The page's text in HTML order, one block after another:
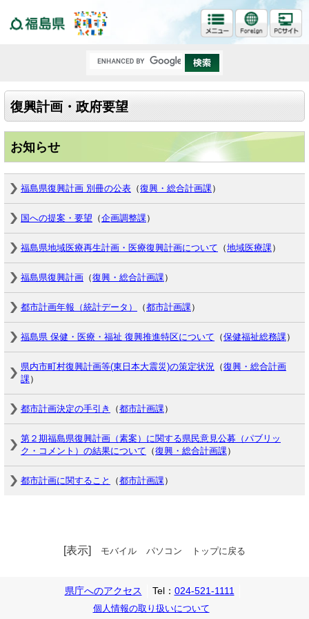
復興計画・政府要望
お知らせ
福島県復興計画 別冊の公表 （復興・総合計画課）
国への提案・要望 （企画調整課）
福島県地域医療再生計画・医療復興計画について （地域医療課）
福島県復興計画 （復興・総合計画課）
都市計画年報（統計データ） （都市計画課）
福島県 保健・医療・福祉 復興推進特区について （保健福祉総務課）
県内市町村復興計画等(東日本大震災)の策定状況 （復興・総合計画
課）
都市計画決定の手引き （都市計画課）
第２期福島県復興計画（素案）に関する県民意見公募（パブリッ
ク・コメント）の結果について （復興・総合計画課）
都市計画に関すること （都市計画課）
[表示] モバイル パソコン トップに戻る
県庁へのアクセス Tel： 024-521-1111
個人情報の取り扱いについて